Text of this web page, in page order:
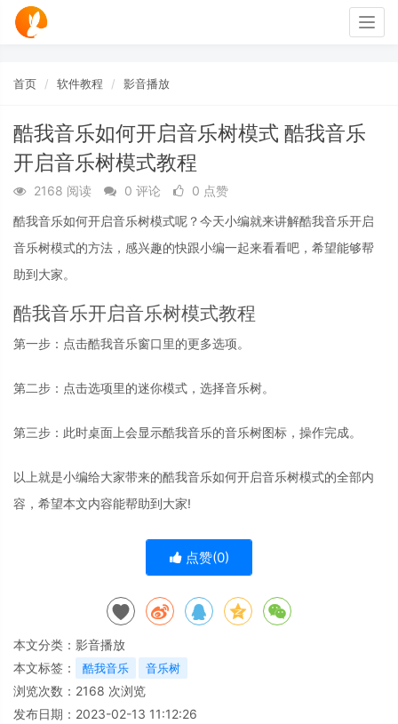
首页 软件教程 影音播放
酷我音乐如何开启音乐树模式 酷我音乐
开启音乐树模式教程
2168 阅读 0 评论
0 点赞
酷我音乐如何开启音乐树模式呢？今天小编就来讲解酷我音乐开启
音乐树模式的方法，感兴趣的快跟小编一起来看看吧，希望能够帮
助到大家。
酷我音乐开启音乐树模式教程
第一步：点击酷我音乐窗口里的更多选项。
第二步：点击选项里的迷你模式，选择音乐树。
第三步：此时桌面上会显示酷我音乐的音乐树图标，操作完成。
以上就是小编给大家带来的酷我音乐如何开启音乐树模式的全部内
容，希望本文内容能帮助到大家!
点赞(0)
本文分类： 影音播放
本文标签：
酷我音乐 音乐树
浏览次数： 2168 次浏览
发布日期：2023-02-13 11:12:26